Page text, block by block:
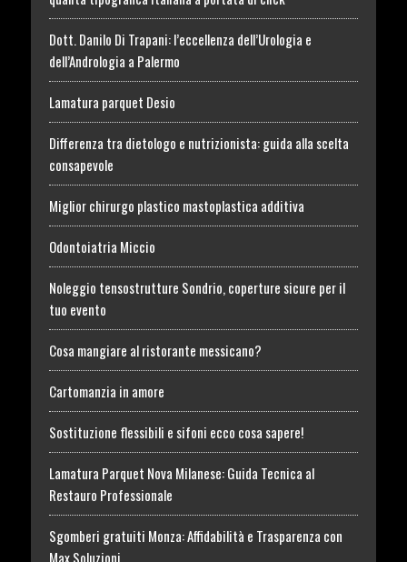
Dott. Danilo Di Trapani: l’eccellenza dell’Urologia e
dell’Andrologia a Palermo
Lamatura parquet Desio
Differenza tra dietologo e nutrizionista: guida alla scelta
consapevole
Miglior chirurgo plastico mastoplastica additiva
Odontoiatria Miccio
Noleggio tensostrutture Sondrio, coperture sicure per il
tuo evento
Cosa mangiare al ristorante messicano?
Cartomanzia in amore
Sostituzione flessibili e sifoni ecco cosa sapere!
Lamatura Parquet Nova Milanese: Guida Tecnica al
Restauro Professionale
Sgomberi gratuiti Monza: Affidabilità e Trasparenza con
Max Soluzioni